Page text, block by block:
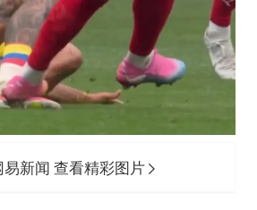
新闻 查看精彩图片